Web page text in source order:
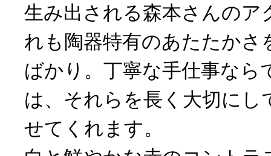
生み出される森本さんのア
れも陶器特有のあたたかさ
ばかり。丁寧な手仕事なら
は、それらを長く大切にし
せてくれます。